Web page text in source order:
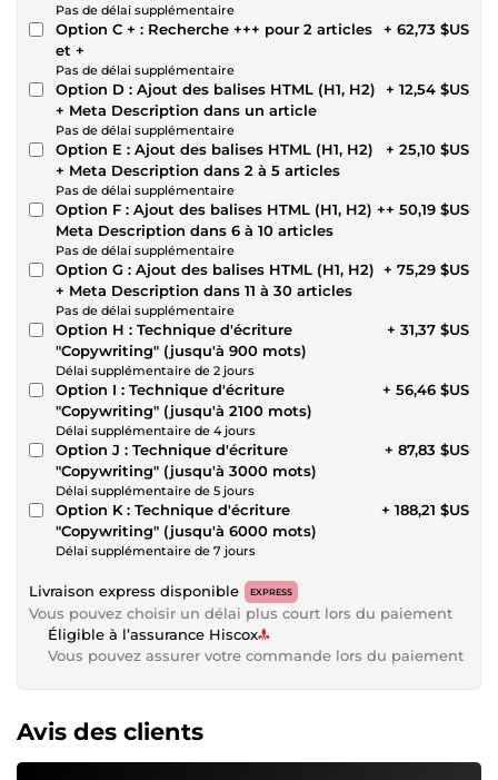
Pas de délai supplémentaire
Option C + : Recherche +++ pour 2 articles
et +
Pas de délai supplémentaire
+ 62,73 $US
Option D : Ajout des balises HTML (H1, H2)
+ Meta Description dans un article
Pas de délai supplémentaire
+ 12,54 $US
Option E : Ajout des balises HTML (H1, H2)
+ Meta Description dans 2 à 5 articles
Pas de délai supplémentaire
+ 25,10 $US
Option F : Ajout des balises HTML (H1, H2) +
Meta Description dans 6 à 10 articles
Pas de délai supplémentaire
+ 50,19 $US
Option G : Ajout des balises HTML (H1, H2)
+ Meta Description dans 11 à 30 articles
Pas de délai supplémentaire
+ 75,29 $US
Option H : Technique d'écriture
"Copywriting" (jusqu'à 900 mots)
Délai supplémentaire de 2 jours
+ 31,37 $US
Option I : Technique d'écriture
"Copywriting" (jusqu'à 2100 mots)
Délai supplémentaire de 4 jours
+ 56,46 $US
Option J : Technique d'écriture
"Copywriting" (jusqu'à 3000 mots)
Délai supplémentaire de 5 jours
+ 87,83 $US
Option K : Technique d'écriture
"Copywriting" (jusqu'à 6000 mots)
Délai supplémentaire de 7 jours
+ 188,21 $US
Livraison express disponible EXPRESS
Vous pouvez choisir un délai plus court lors du paiement
Éligible à l’assurance Hiscox
Vous pouvez assurer votre commande lors du paiement
Avis des clients